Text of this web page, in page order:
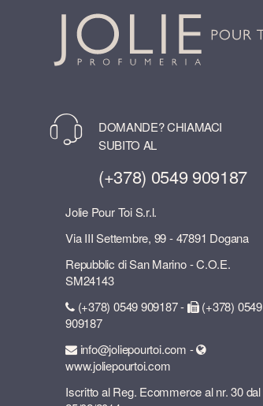
DOMANDE? CHIAMACI
SUBITO AL
(+378) 0549 909187
Jolie Pour Toi S.r.l.
Via III Settembre, 99 - 47891 Dogana
Repubblic di San Marino - C.O.E.
SM24143
(+378) 0549 909187 -
(+378) 0549
909187
info@joliepourtoi.com -
www.joliepourtoi.com
Iscritto al Reg. Ecommerce al nr. 30 dal